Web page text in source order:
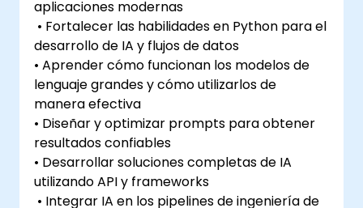
aplicaciones modernas
• Fortalecer las habilidades en Python para el
desarrollo de IA y flujos de datos
• Aprender cómo funcionan los modelos de
lenguaje grandes y cómo utilizarlos de
manera efectiva
• Diseñar y optimizar prompts para obtener
resultados confiables
• Desarrollar soluciones completas de IA
utilizando API y frameworks
• Integrar IA en los pipelines de ingeniería de